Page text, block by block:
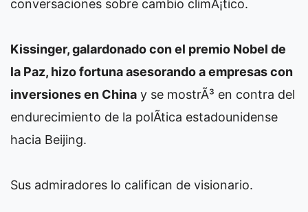
conversaciones sobre cambio climÃ¡tico.
Kissinger, galardonado con el premio Nobel de
la Paz, hizo fortuna asesorando a empresas con
inversiones en China y se mostrÃ³ en contra del
endurecimiento de la polÃ­tica estadounidense
hacia Beijing.
Sus admiradores lo califican de visionario.